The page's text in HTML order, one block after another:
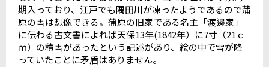
期入っており、江戸でも隅田川が凍ったようであるので蒲
原の雪は想像できる。蒲原の旧家である名主「渡邊家」
に伝わる古文書によれば天保13年(1842年）に7寸（21ｃ
ｍ）の積雪があったという記述があり、絵の中で雪が降
っていたことに矛盾はありません。